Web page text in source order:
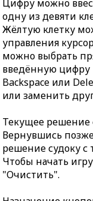
Цифру можно
одну из девяти
Жёлтую клетку
управления
можно выбрать
введённую
Backspace или
или заменить
Текущее решение
Вернувшись
решение судоку с
Чтобы начать
"Очистить".